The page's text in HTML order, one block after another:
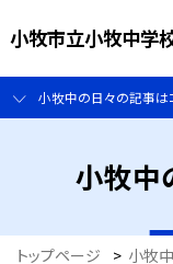
小牧市立小牧中学
小牧中の日々の記事は
小牧中
トップページ > 小牧